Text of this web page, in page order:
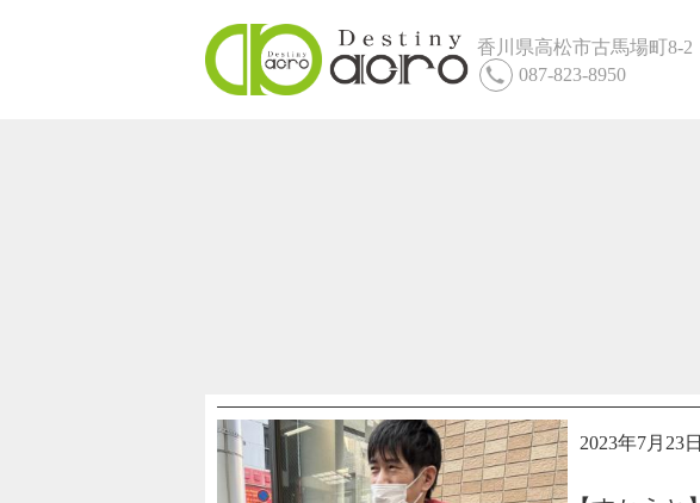
香川県高松市古馬場町8-2
087-823-8950
2023年7月23日